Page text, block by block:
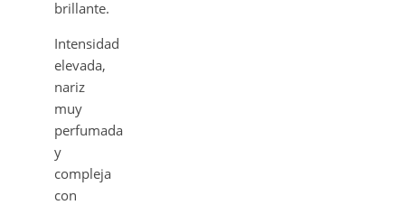
brillante.
Intensidad
elevada,
nariz
muy
perfumada
y
compleja
con